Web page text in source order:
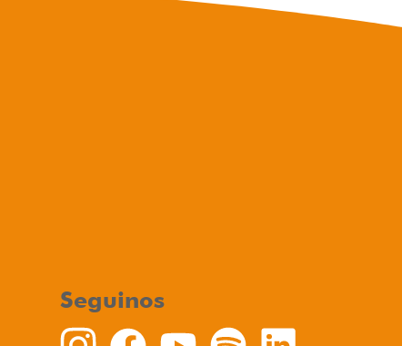
Seguinos